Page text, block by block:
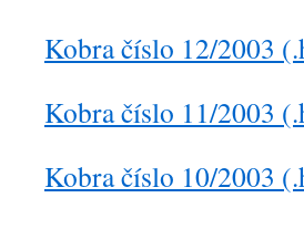
Kobra číslo 12/2003
Kobra číslo 11/2003
Kobra číslo 10/2003